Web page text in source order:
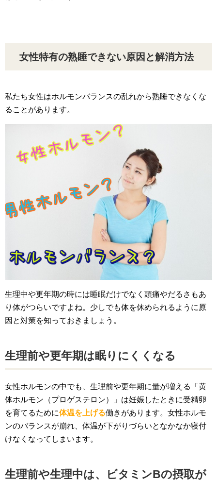
女性特有の熟睡できない原因と解消方法
私たち女性はホルモンバランスの乱れから熟睡できなくな
ることがあります。
生理中や更年期の時には睡眠だけでなく頭痛やだるさもあ
り体がつらいですよね。少しでも体を休められるように原
因と対策を知っておきましょう。
生理前や更年期は眠りにくくなる
女性ホルモンの中でも、生理前や更年期に量が増える「黄
体ホルモン（プロゲステロン）」は妊娠したときに受精卵
を育てるために体温を上げる働きがあります。女性ホルモ
ンのバランスが崩れ、体温が下がりづらいとなかなか寝付
けなくなってしまいます。
生理前や生理中は、ビタミンBの摂取が